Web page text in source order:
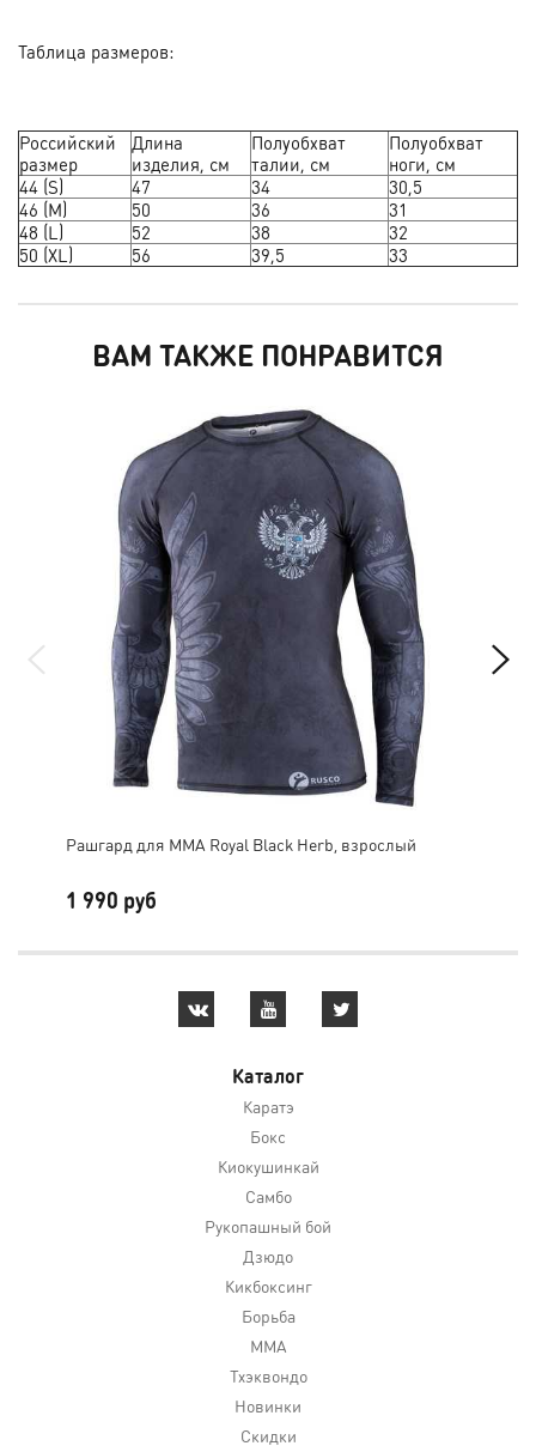
Таблица размеров:
Российский
размер
Длина
изделия, см
Полуобхват
талии, см
Полуобхват
ноги, см
44 (S)
47 34
30,5
46 (M)
50 36
31
48 (L)
52 38
32
50 (XL)
56 39,5 33
ВАМ ТАКЖЕ ПОНРАВИТСЯ
Рашгард для MMA Royal Black Herb, взрослый
1 990 руб
Каталог
Каратэ
Бокс
Киокушинкай
Самбо
Рукопашный бой
Дзюдо
Кикбоксинг
Борьба
MMA
Тхэквондо
Новинки
Скидки